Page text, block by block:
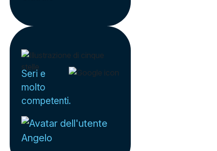
Seri e
molto
competenti.
Angelo